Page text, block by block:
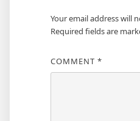
Your email address will
Required fields are
COMMENT *